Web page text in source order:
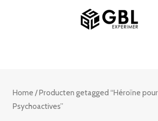
Home / Producten getagged “Héroïne
Psychoactives”